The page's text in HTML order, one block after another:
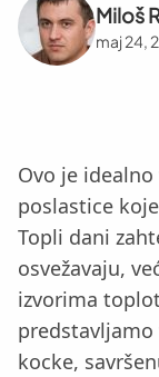
Miloš
maj 24,
Ovo je idealno
poslastice
Topli dani
osvežavaju,
izvorima
predstavljamo
kocke,